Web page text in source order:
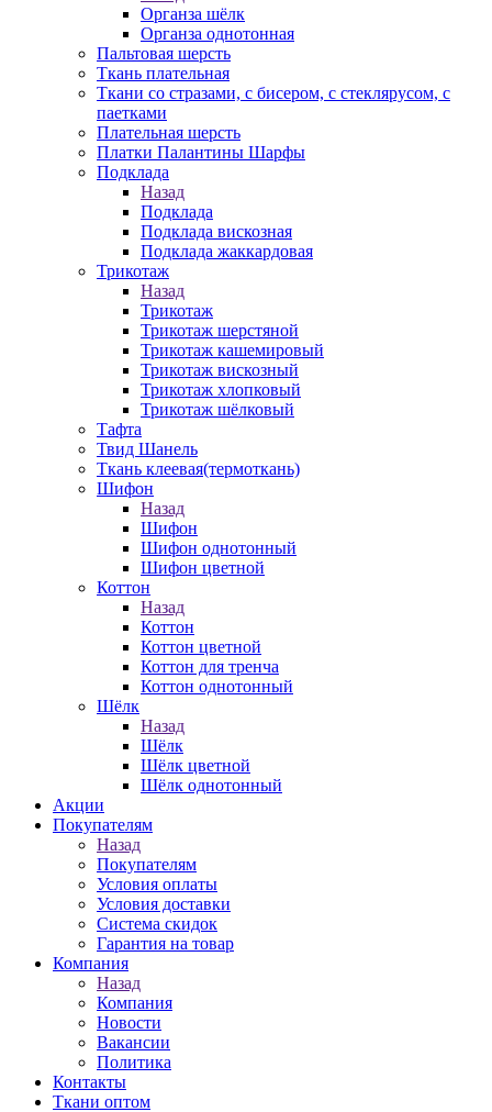
Органза шёлк
Органза однотонная
Пальтовая шерсть
Ткань плательная
Ткани со стразами, с бисером, с стеклярусом, с
паетками
Плательная шерсть
Платки Палантины Шарфы
Подклада
Назад
Подклада
Подклада вискозная
Подклада жаккардовая
Трикотаж
Назад
Трикотаж
Трикотаж шерстяной
Трикотаж кашемировый
Трикотаж вискозный
Трикотаж хлопковый
Трикотаж шёлковый
Тафта
Твид Шанель
Ткань клеевая(термоткань)
Шифон
Назад
Шифон
Шифон однотонный
Шифон цветной
Коттон
Назад
Коттон
Коттон цветной
Коттон для тренча
Коттон однотонный
Шёлк
Назад
Шёлк
Шёлк цветной
Шёлк однотонный
Акции
Покупателям
Назад
Покупателям
Условия оплаты
Условия доставки
Система скидок
Гарантия на товар
Компания
Назад
Компания
Новости
Вакансии
Политика
Контакты
Ткани оптом